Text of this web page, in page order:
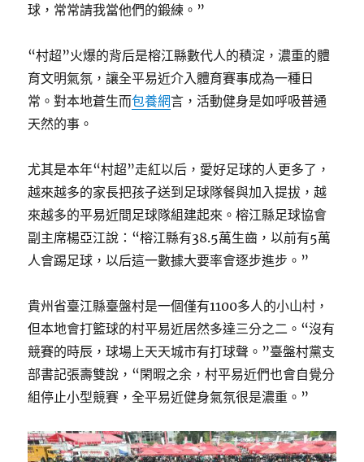
球，常常請我當他們的鍛練。”
“村超”火爆的背后是榕江縣數代人的積淀，濃重的體
育文明氣氛，讓全平易近介入體育賽事成為一種日
常。對本地蒼生而包養網言，活動健身是如呼吸普通
天然的事。
尤其是本年“村超”走紅以后，愛好足球的人更多了，
越來越多的家長把孩子送到足球隊餐與加入提拔，越
來越多的平易近間足球隊組建起來。榕江縣足球協會
副主席楊亞江說：“榕江縣有38.5萬生齒，以前有5萬
人會踢足球，以后這一數據大要率會逐步進步。”
貴州省臺江縣臺盤村是一個僅有1100多人的小山村，
但本地會打籃球的村平易近居然多達三分之二。“沒有
競賽的時辰，球場上天天城市有打球聲。”臺盤村黨支
部書記張壽雙說，“閑暇之余，村平易近們也會自覺分
組停止小型競賽，全平易近健身氣氛很是濃重。”